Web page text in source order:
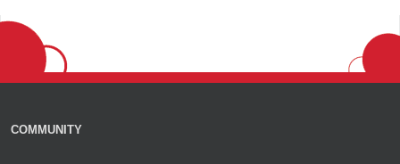
COMMUNITY